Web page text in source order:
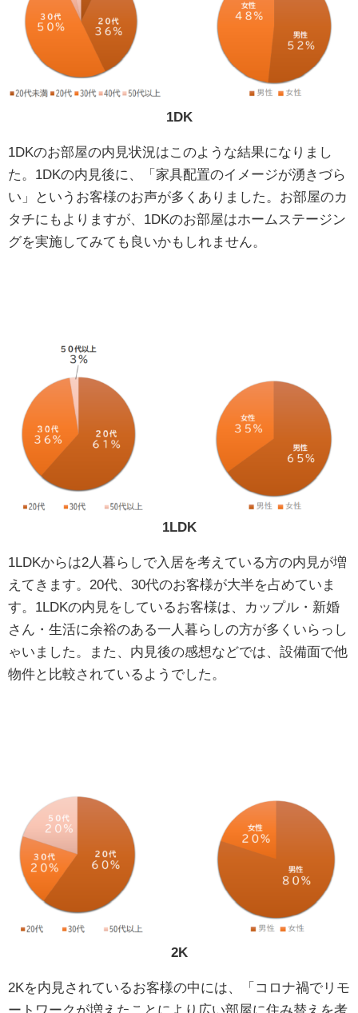
1DK
1DKのお部屋の内見状況はこのような結果になりまし
た。1DKの内見後に、「家具配置のイメージが湧きづら
い」というお客様のお声が多くありました。お部屋のカ
タチにもよりますが、1DKのお部屋はホームステージン
グを実施してみても良いかもしれません。
1LDK
1LDKからは2人暮らしで入居を考えている方の内見が増
えてきます。20代、30代のお客様が大半を占めていま
す。1LDKの内見をしているお客様は、カップル・新婚
さん・生活に余裕のある一人暮らしの方が多くいらっし
ゃいました。また、内見後の感想などでは、設備面で他
物件と比較されているようでした。
2K
2Kを内見されているお客様の中には、「コロナ禍でリモ